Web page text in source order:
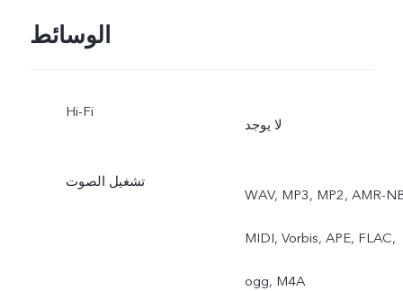
وضع العلامة المائية، الفلاتر.
الوسائط
Hi-Fi
لا يوجد
تشغيل الصوت
WAV, MP3, MP2, AMR-
MIDI, Vorbis, APE, FLAC,
ogg, M4A